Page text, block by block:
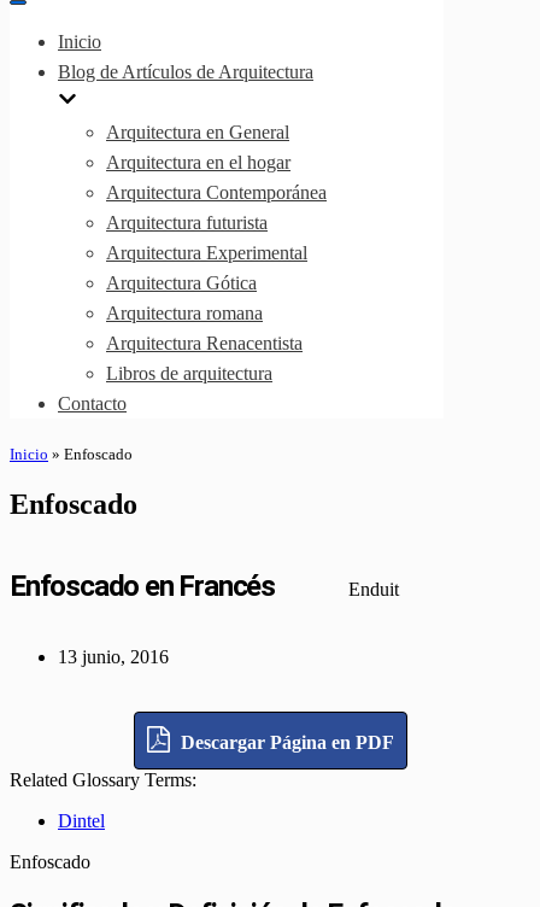
Menú
navegación
Inicio
Blog de Artículos de Arquitectura
Arquitectura en General
Arquitectura en el hogar
Arquitectura Contemporánea
Arquitectura futurista
Arquitectura Experimental
Arquitectura Gótica
Arquitectura romana
Arquitectura Renacentista
Libros de arquitectura
Contacto
Inicio » Enfoscado
Enfoscado
Enfoscado en Francés Enduit
13 junio, 2016
Descargar Página en PDF
Related Glossary Terms:
Dintel
Enfoscado